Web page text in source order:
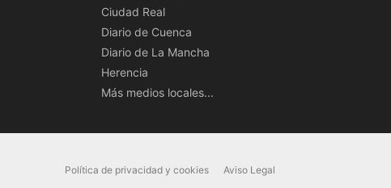
Ciudad Real
Diario de Cuenca
Diario de La Mancha
Herencia
Más medios locales...
Política de privacidad y cookies Aviso Legal